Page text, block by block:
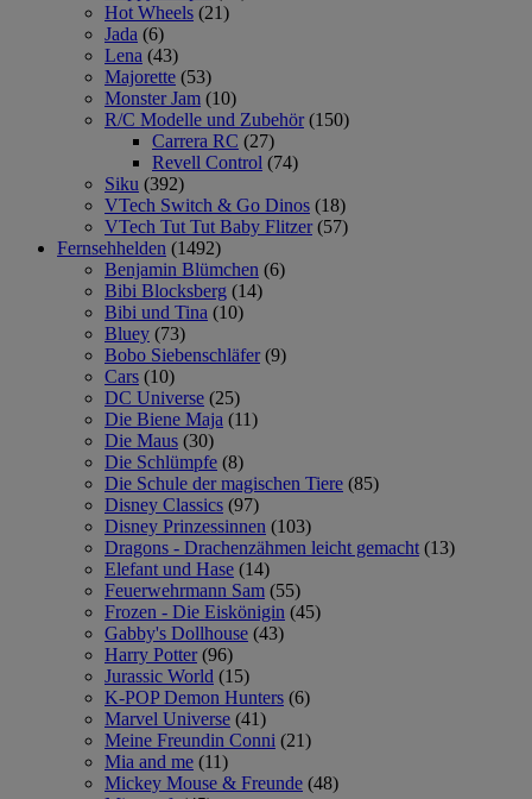
Hot Wheels (21)
Jada (6)
Lena (43)
Majorette (53)
Monster Jam (10)
R/C Modelle und Zubehör (150)
Carrera RC (27)
Revell Control (74)
Siku (392)
VTech Switch & Go Dinos (18)
VTech Tut Tut Baby Flitzer (57)
Fernsehhelden (1492)
Benjamin Blümchen (6)
Bibi Blocksberg (14)
Bibi und Tina (10)
Bluey (73)
Bobo Siebenschläfer (9)
Cars (10)
DC Universe (25)
Die Biene Maja (11)
Die Maus (30)
Die Schlümpfe (8)
Die Schule der magischen Tiere (85)
Disney Classics (97)
Disney Prinzessinnen (103)
Dragons - Drachenzähmen leicht gemacht (13)
Elefant und Hase (14)
Feuerwehrmann Sam (55)
Frozen - Die Eiskönigin (45)
Gabby's Dollhouse (43)
Harry Potter (96)
Jurassic World (15)
K-POP Demon Hunters (6)
Marvel Universe (41)
Meine Freundin Conni (21)
Mia and me (11)
Mickey Mouse & Freunde (48)